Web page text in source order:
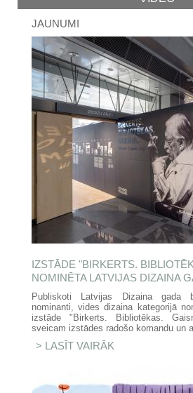
JAUNUMI
IZSTĀDE "BIRKERTS.
NOMINĒTA LATVIJAS DIZAINA
Publiskoti Latvijas Dizaina gada
nominanti, vides dizaina kategorijā
izstāde "Birkerts. Bibliotēkas.
sveicam izstādes radošo komandu un
LASĪT VAIRĀK